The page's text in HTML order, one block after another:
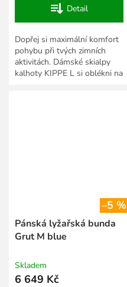
Detail
Dopřej si maximální komfort
pohybu při tvých zimních
aktivitách. Dámské skialpy
kalhoty KIPPE L si oblékni na
–5 %
Pánská lyžařská bunda
Grut M blue
Skladem
6 649 Kč